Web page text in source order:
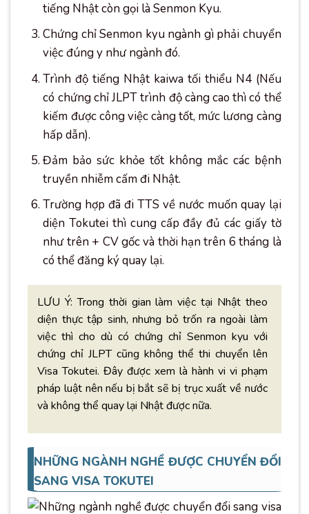
tiếng Nhật còn gọi là Senmon Kyu.
Chứng chỉ Senmon kyu ngành gì phải chuyển
việc đúng y như ngành đó.
Trình độ tiếng Nhật kaiwa tối thiểu N4 (Nếu
có chứng chỉ JLPT trình độ càng cao thì có thể
kiếm được công việc càng tốt, mức lương càng
hấp dẫn).
Đảm bảo sức khỏe tốt không mắc các bệnh
truyền nhiễm cấm đi Nhật.
Trường hợp đã đi TTS về nước muốn quay lại
diện Tokutei thì cung cấp đầy đủ các giấy tờ
như trên + CV gốc và thời hạn trên 6 tháng là
có thể đăng ký quay lại.
LƯU Ý: Trong thời gian làm việc tại Nhật theo
diện thực tập sinh, nhưng bỏ trốn ra ngoài làm
việc thì cho dù có chứng chỉ Senmon kyu với
chứng chỉ JLPT cũng không thể thi chuyển lên
Visa Tokutei. Đây được xem là hành vi vi phạm
pháp luật nên nếu bị bắt sẽ bị trục xuất về nước
và không thể quay lại Nhật được nữa.
NHỮNG NGÀNH NGHỀ ĐƯỢC CHUYỂN ĐỔI
SANG VISA TOKUTEI